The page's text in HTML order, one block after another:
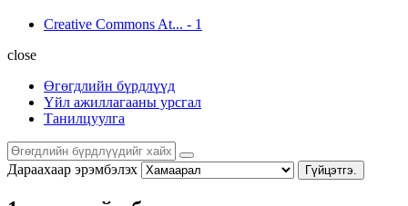
Creative Commons At... - 1
close
Өгөгдлийн бүрдлүүд
Үйл ажиллагааны урсгал
Танилцуулга
Дараахаар эрэмбэлэх Гүйцэтгэ.